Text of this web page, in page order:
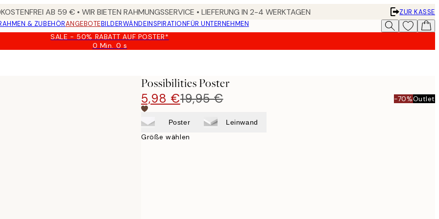
AB 59 € • WIR BIETEN RAHMUNGSSERVICE • LIEFERUNG IN 2-4 WERKTAGEN
ZUR KASSE
& ZUBEHÖRANGEBOTEBILDERWÄNDEINSPIRATIONFÜR UNTERNEHMEN
SALE - 50% RABATT AUF POSTER*
0 Min. 0 s
Gültig
Possibilities Poster
5,98 €19,95 € -70%Outlet
Poster Leinwand
Größe wählen